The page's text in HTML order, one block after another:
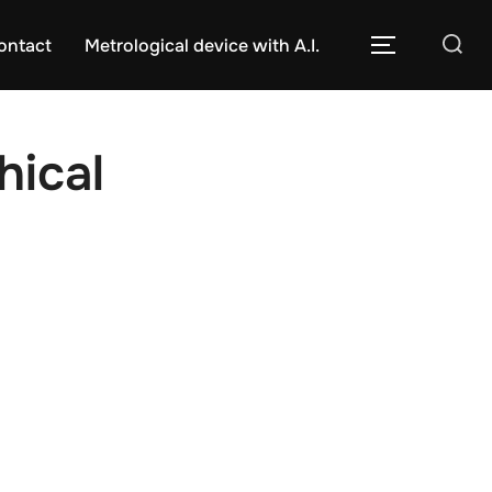
Metrological device with A.I.
Caută COMUTĂ